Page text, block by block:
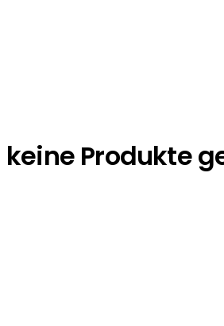
Produkte